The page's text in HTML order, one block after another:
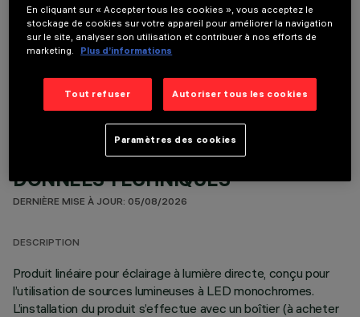
COMPOSANTS OPTIONNELS
DONNÉES TECHNIQUES
DERNIÈRE MISE À JOUR: 05/08/2026
DESCRIPTION
Produit linéaire pour éclairage à lumière directe, conçu pour
l’utilisation de sources lumineuses à LED monochromes.
L’installation du produit s’effectue avec un boîtier (à acheter
En cliquant sur « Accepter tous les cookies », vous acceptez le
stockage de cookies sur votre appareil pour améliorer la navigation
sur le site, analyser son utilisation et contribuer à nos efforts de
marketing. Plus d’informations
Tout refuser Autoriser tous les cookies
Paramètres des cookies